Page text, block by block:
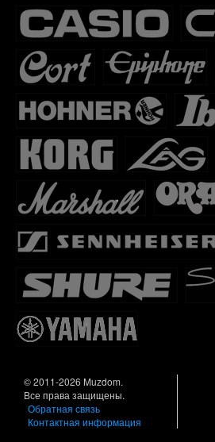
© 2011-2026 Muzdom.
Все права защищены.
Обратная связь
Контактная информация